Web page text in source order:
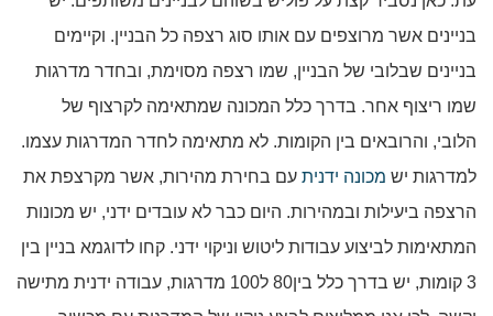
בניינים אשר מרוצפים עם אותו סוג רצפה כל הבניין. וקיימים
בניינים שבלובי של הבניין, שמו רצפה מסוימת, ובחדר מדרגות
שמו ריצוף אחר. בדרך כלל המכונה שמתאימה לקרצוף של
הלובי, והרובאים בין הקומות. לא מתאימה לחדר המדרגות עצמו.
למדרגות יש מכונה ידנית עם בחירת מהירות, אשר מקרצפת את
הרצפה ביעילות ובמהירות. היום כבר לא עובדים ידני, יש מכונות
המתאימות לביצוע עבודות ליטוש וניקוי ידני. קחו לדוגמא בניין בין
3 קומות, יש בדרך כלל בין80 ל100 מדרגות, עבודה ידנית מתישה